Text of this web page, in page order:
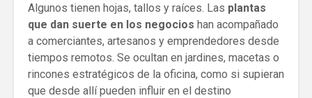
Algunos tienen hojas, tallos y raíces. Las plantas
que dan suerte en los negocios han acompañado
a comerciantes, artesanos y emprendedores desde
tiempos remotos. Se ocultan en jardines, macetas o
rincones estratégicos de la oficina, como si supieran
que desde allí pueden influir en el destino